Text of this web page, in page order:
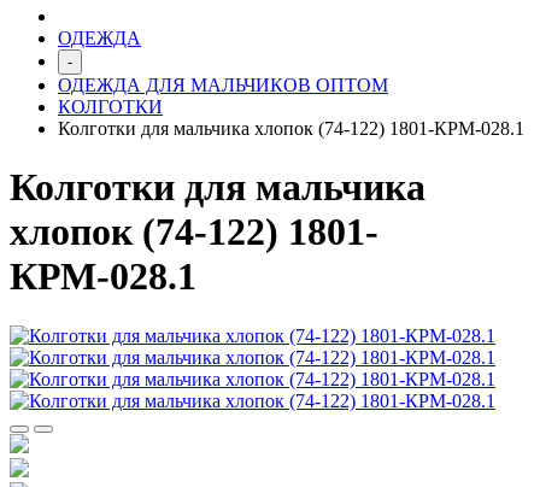
ОДЕЖДА
-
ОДЕЖДА ДЛЯ МАЛЬЧИКОВ ОПТОМ
КОЛГОТКИ
Колготки для мальчика хлопок (74-122) 1801-КРМ-028.1
Колготки для мальчика
хлопок (74-122) 1801-
КРМ-028.1